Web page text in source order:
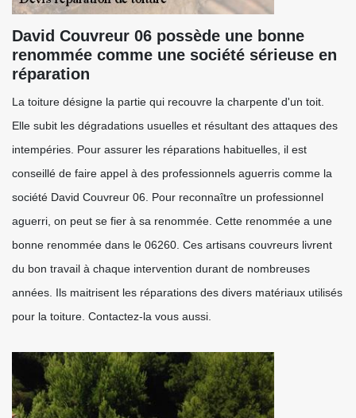
David Couvreur 06 possède une bonne
renommée comme une société sérieuse en
réparation
La toiture désigne la partie qui recouvre la charpente d'un toit.
Elle subit les dégradations usuelles et résultant des attaques des
intempéries. Pour assurer les réparations habituelles, il est
conseillé de faire appel à des professionnels aguerris comme la
société David Couvreur 06. Pour reconnaître un professionnel
aguerri, on peut se fier à sa renommée. Cette renommée a une
bonne renommée dans le 06260. Ces artisans couvreurs livrent
du bon travail à chaque intervention durant de nombreuses
années. Ils maitrisent les réparations des divers matériaux utilisés
pour la toiture. Contactez-la vous aussi.